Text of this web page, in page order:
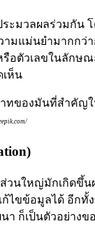
ะมวลผลร่วมกัน
แม่นยำมากกว่า
รือตัวเลขในลักษ
เห็น
วนใหญ่มักเกิดขึ้
ก้ไขข้อมูลได้ อีกทั้
ก็เป็นตัวอย่างข